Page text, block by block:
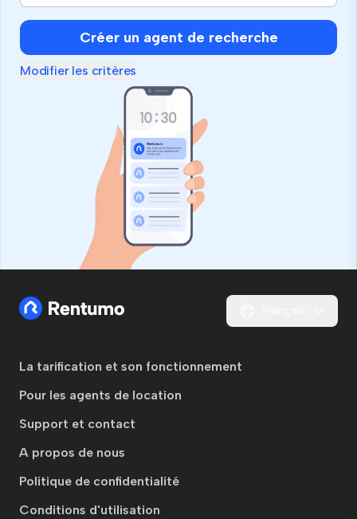
êtes
humain,
ignorez
ce
Créer un agent de recherche
Modifier les critères
La tarification et son fonctionnement
Pour les agents de location
Support et contact
A propos de nous
Politique de confidentialité
Conditions d'utilisation